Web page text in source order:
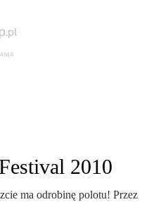
2010
ma odrobinę polotu! Przez